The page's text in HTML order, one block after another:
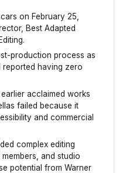
on February 25,
Best Adapted
production process as
reported having zero
acclaimed works
failed because it
and commercial
complex editing
and studio
potential from Warner